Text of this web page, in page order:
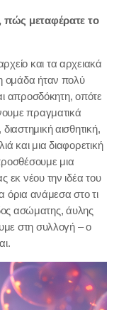
πώς μεταφέρατε το
και τα αρχειακά
ομάδα ήταν πολύ
απροσδόκητη, οπότε
πραγματικά
αισθητική,
και μια διαφορετική
μια
εκ νέου την ιδέα του
όρια ανάμεσα στο τι
ασώματης, άυλης
στη συλλογή – ο